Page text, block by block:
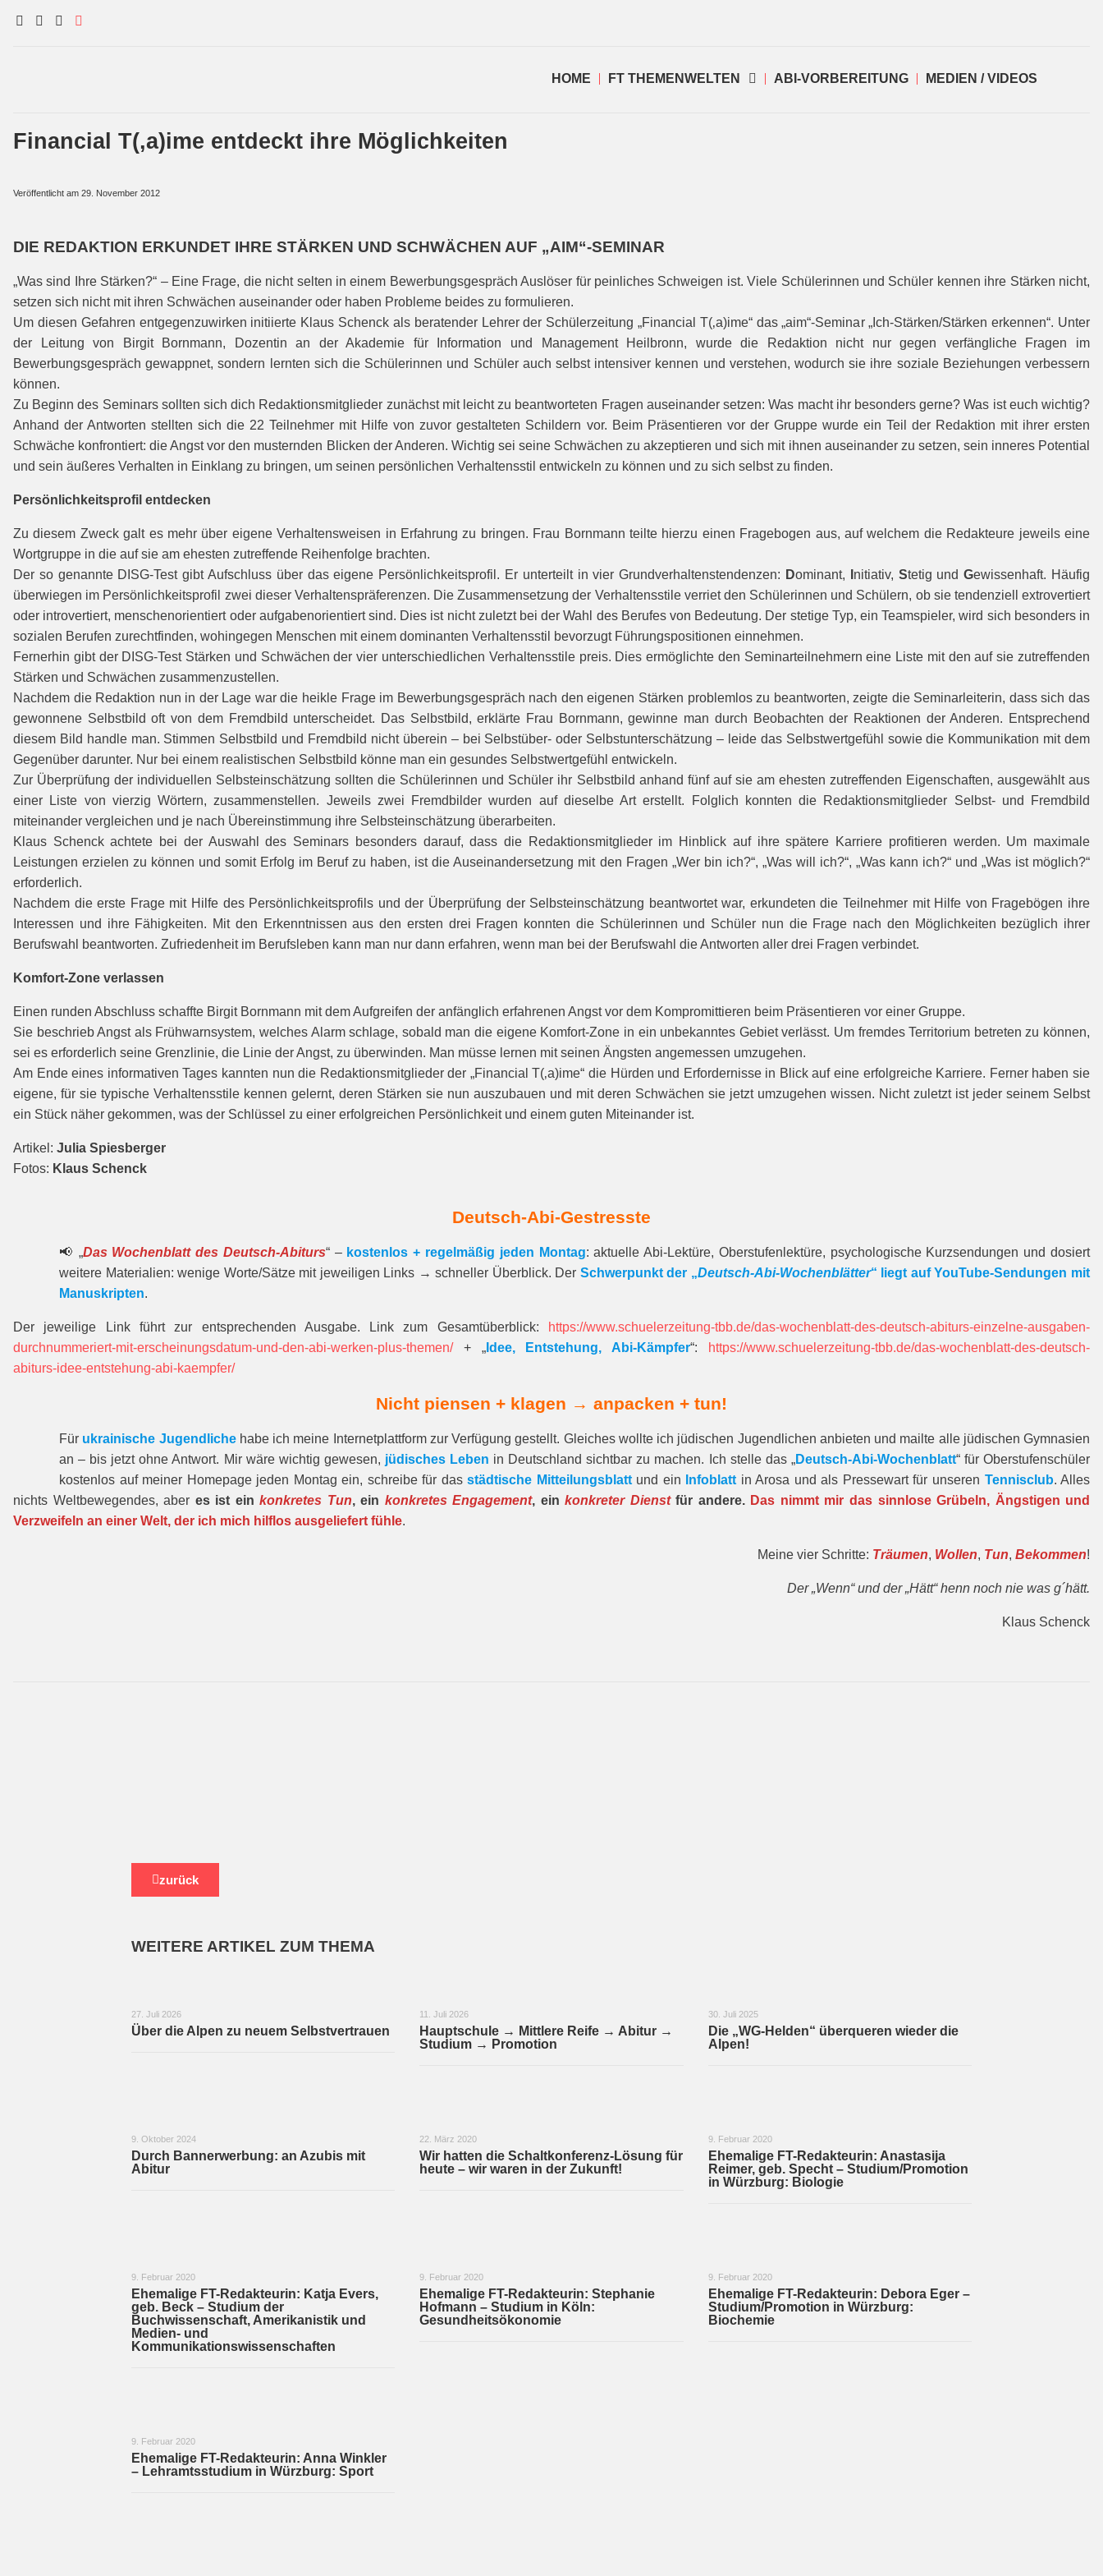
HOME FT THEMENWELTEN ABI-VORBEREITUNG MEDIEN / VIDEOS
Financial T(‚a)ime entdeckt ihre Möglichkeiten
Veröffentlicht am 29. November 2012
DIE REDAKTION ERKUNDET IHRE STÄRKEN UND SCHWÄCHEN AUF „AIM“-SEMINAR
„Was sind Ihre Stärken?“ – Eine Frage, die nicht selten in einem Bewerbungsgespräch Auslöser für peinliches Schweigen ist. Viele Schülerinnen und Schüler kennen ihre Stärken nicht,
setzen sich nicht mit ihren Schwächen auseinander oder haben Probleme beides zu formulieren.
Um diesen Gefahren entgegenzuwirken initiierte Klaus Schenck als beratender Lehrer der Schülerzeitung „Financial T(‚a)ime“ das „aim“-Seminar „Ich-Stärken/Stärken erkennen“. Unter
der Leitung von Birgit Bornmann, Dozentin an der Akademie für Information und Management Heilbronn, wurde die Redaktion nicht nur gegen verfängliche Fragen im
Bewerbungsgespräch gewappnet, sondern lernten sich die Schülerinnen und Schüler auch selbst intensiver kennen und verstehen, wodurch sie ihre soziale Beziehungen verbessern
können.
Zu Beginn des Seminars sollten sich dich Redaktionsmitglieder zunächst mit leicht zu beantworteten Fragen auseinander setzen: Was macht ihr besonders gerne? Was ist euch wichtig?
Anhand der Antworten stellten sich die 22 Teilnehmer mit Hilfe von zuvor gestalteten Schildern vor. Beim Präsentieren vor der Gruppe wurde ein Teil der Redaktion mit ihrer ersten
Schwäche konfrontiert: die Angst vor den musternden Blicken der Anderen. Wichtig sei seine Schwächen zu akzeptieren und sich mit ihnen auseinander zu setzen, sein inneres Potential
und sein äußeres Verhalten in Einklang zu bringen, um seinen persönlichen Verhaltensstil entwickeln zu können und zu sich selbst zu finden.
Persönlichkeitsprofil entdecken
Zu diesem Zweck galt es mehr über eigene Verhaltensweisen in Erfahrung zu bringen. Frau Bornmann teilte hierzu einen Fragebogen aus, auf welchem die Redakteure jeweils eine
Wortgruppe in die auf sie am ehesten zutreffende Reihenfolge brachten.
Der so genannte DISG-Test gibt Aufschluss über das eigene Persönlichkeitsprofil. Er unterteilt in vier Grundverhaltenstendenzen: Dominant, nitiativ, Stetig undGewissenhaft. Häufig
überwiegen im Persönlichkeitsprofil zwei dieser Verhaltenspräferenzen. Die Zusammensetzung der Verhaltensstile verriet den Schülerinnen und Schülern, ob sie tendenziell extrovertiert
oder introvertiert, menschenorientiert oder aufgabenorientiert sind. Dies ist nicht zuletzt bei der Wahl des Berufes von Bedeutung. Der stetige Typ, ein Teamspieler, wird sich besonders in
sozialen Berufen zurechtfinden, wohingegen Menschen mit einem dominanten Verhaltensstil bevorzugt Führungspositionen einnehmen.
Fernerhin gibt der DISG-Test Stärken und Schwächen der vier unterschiedlichen Verhaltensstile preis. Dies ermöglichte den Seminarteilnehmern eine Liste mit den auf sie zutreffenden
Stärken und Schwächen zusammenzustellen.
Nachdem die Redaktion nun in der Lage war die heikle Frage im Bewerbungsgespräch nach den eigenen Stärken problemlos zu beantworten, zeigte die Seminarleiterin, dass sich das
gewonnene Selbstbild oft von dem Fremdbild unterscheidet. Das Selbstbild, erklärte Frau Bornmann, gewinne man durch Beobachten der Reaktionen der Anderen. Entsprechend
diesem Bild handle man. Stimmen Selbstbild und Fremdbild nicht überein – bei Selbstüber- oder Selbstunterschätzung – leide das Selbstwertgefühl sowie die Kommunikation mit dem
Gegenüber darunter. Nur bei einem realistischen Selbstbild könne man ein gesundes Selbstwertgefühl entwickeln.
Zur Überprüfung der individuellen Selbsteinschätzung sollten die Schülerinnen und Schüler ihr Selbstbild anhand fünf auf sie am ehesten zutreffenden Eigenschaften, ausgewählt aus
einer Liste von vierzig Wörtern, zusammenstellen. Jeweils zwei Fremdbilder wurden auf dieselbe Art erstellt. Folglich konnten die Redaktionsmitglieder Selbst- und Fremdbild
miteinander vergleichen und je nach Übereinstimmung ihre Selbsteinschätzung überarbeiten.
Klaus Schenck achtete bei der Auswahl des Seminars besonders darauf, dass die Redaktionsmitglieder im Hinblick auf ihre spätere Karriere profitieren werden. Um maximale
Leistungen erzielen zu können und somit Erfolg im Beruf zu haben, ist die Auseinandersetzung mit den Fragen „Wer bin ich?“, „Was will ich?“, „Was kann ich?“ und „Was ist möglich?“
erforderlich.
Nachdem die erste Frage mit Hilfe des Persönlichkeitsprofils und der Überprüfung der Selbsteinschätzung beantwortet war, erkundeten die Teilnehmer mit Hilfe von Fragebögen ihre
Interessen und ihre Fähigkeiten. Mit den Erkenntnissen aus den ersten drei Fragen konnten die Schülerinnen und Schüler nun die Frage nach den Möglichkeiten bezüglich ihrer
Berufswahl beantworten. Zufriedenheit im Berufsleben kann man nur dann erfahren, wenn man bei der Berufswahl die Antworten aller drei Fragen verbindet.
Komfort-Zone verlassen
Einen runden Abschluss schaffte Birgit Bornmann mit dem Aufgreifen der anfänglich erfahrenen Angst vor dem Kompromittieren beim Präsentieren vor einer Gruppe.
Sie beschrieb Angst als Frühwarnsystem, welches Alarm schlage, sobald man die eigene Komfort-Zone in ein unbekanntes Gebiet verlässt. Um fremdes Territorium betreten zu können,
sei es erforderlich seine Grenzlinie, die Linie der Angst, zu überwinden. Man müsse lernen mit seinen Ängsten angemessen umzugehen.
Am Ende eines informativen Tages kannten nun die Redaktionsmitglieder der „Financial T(‚a)ime“ die Hürden und Erfordernisse in Blick auf eine erfolgreiche Karriere. Ferner haben sie
eigene, für sie typische Verhaltensstile kennen gelernt, deren Stärken sie nun auszubauen und mit deren Schwächen sie jetzt umzugehen wissen. Nicht zuletzt ist jeder seinem Selbst
ein Stück näher gekommen, was der Schlüssel zu einer erfolgreichen Persönlichkeit und einem guten Miteinander ist.
Artikel: Julia Spiesberger
Fotos: Klaus Schenck
Deutsch-Abi-Gestresste
📢 „Das Wochenblatt des Deutsch-Abiturs“ – kostenlos + regelmäßig jeden Montag: aktuelle Abi-Lektüre, Oberstufenlektüre, psychologische Kurzsendungen und dosiert
weitere Materialien: wenige Worte/Sätze mit jeweiligen Links → schneller Überblick. Der Schwerpunkt der „Deutsch-Abi-Wochenblätter“ liegt auf YouTube-Sendungen mit
Manuskripten.
Der jeweilige Link führt zur entspre­chenden Ausgabe. Link zum Gesamt­über­blick:
https://www.schuelerzeitung-tbb.de/das-wochenblatt-des-deutsch-abiturs-einzelne-ausgaben-
durchnummeriert-mit-erscheinungsdatum-und-den-abi-werken-plus-themen/+ „Idee, Entstehung, Abi-Kämpfer“:
https://www.schuelerzeitung-tbb.de/das-wochenblatt-des-deutsch-
abiturs-idee-entstehung-abi-kaempfer/
Nicht piensen + klagen → anpacken + tun!
Für ukrainische Jugendlichehabe ich meine Internetplattform zur Verfügung gestellt. Gleiches wollte ich jüdischen Jugendlichen anbieten und mailte alle jüdischen Gymnasien
an – bis jetzt ohne Antwort. Mir wäre wichtig gewesen, jüdisches Leben in Deutschland sichtbar zu machen. Ich stelle das „Deutsch-Abi-Wochenblatt“ für Oberstufenschüler
kostenlos auf meiner Homepage jeden Montag ein, schreibe für dasstädtische Mitteilungsblattund ein Infoblatt in Arosa und als Pressewart für unseren Tennisclub. Alles
nichts Weltbewegendes, aber es ist einkonkretes Tun, ein konkretes Engagement, einkonkreter Dienstfür andere. Das nimmt mir das sinnlose Grübeln, Ängstigen und
Verzweifeln an einer Welt, der ich mich hilflos ausgeliefert fühle.
Meine vier Schritte: Träumen, Wollen, Tun, Bekommen!
Der „Wenn“ und der „Hätt“ henn noch nie was g´hätt.
Klaus Schenck
zurück
WEITERE ARTIKEL ZUM THEMA
27. Juli 2026
Über die Alpen zu neuem Selbstvertrauen
11. Juli 2026
Hauptschule → Mittlere Reife → Abitur →
Studium → Promotion
30. Juli 2025
Die „WG-Helden“ überqueren wieder die
Alpen!
9. Oktober 2024
Durch Bannerwerbung: an Azubis mit
Abitur
22. März 2020
Wir hatten die Schaltkonferenz-Lösung für
heute – wir waren in der Zukunft!
9. Februar 2020
Ehemalige FT-Redakteurin: Anastasija
Reimer, geb. Specht – Studium/Promotion
in Würzburg: Biologie
9. Februar 2020
Ehemalige FT-Redakteurin: Katja Evers,
geb. Beck – Studium der
Buchwissenschaft, Amerikanistik und
Medien- und
Kommunikationswissenschaften
9. Februar 2020
Ehemalige FT-Redakteurin: Stephanie
Hofmann – Studium in Köln:
Gesundheitsökonomie
9. Februar 2020
Ehemalige FT-Redakteurin: Debora Eger –
Studium/Promotion in Würzburg:
Biochemie
9. Februar 2020
Ehemalige FT-Redakteurin: Anna Winkler
– Lehramtsstudium in Würzburg: Sport